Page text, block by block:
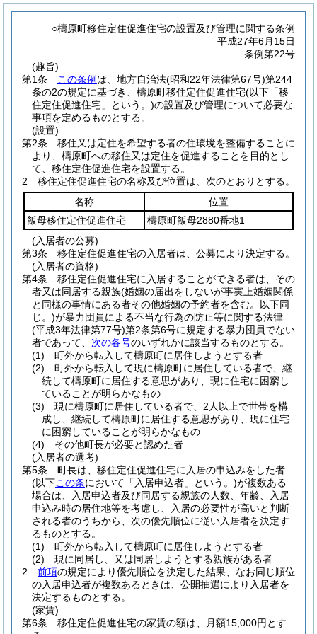
○檮原町移住定住促進住宅の設置及び管理に関する条例
平成27年6月15日
条例第22号
(趣旨)
第1条
この条例 は、地方自治法(昭和22年法律第67号)第244
条の2の規定に基づき、檮原町移住定住促進住宅(以下「移
住定住促進住宅」という。)の設置及び管理について必要な
事項を定めるものとする。
(設置)
第2条
移住又は定住を希望する者の住環境を整備することに
より、檮原町への移住又は定住を促進することを目的とし
て、移住定住促進住宅を設置する。
2
移住定住促進住宅の名称及び位置は、次のとおりとする。
名称
位置
飯母移住定住促進住宅
檮原町飯母2880番地1
(入居者の公募)
第3条
移住定住促進住宅の入居者は、公募により決定する。
(入居者の資格)
第4条
移住定住促進住宅に入居することができる者は、その
者又は同居する親族(婚姻の届出をしないが事実上婚姻関係
と同様の事情にある者その他婚姻の予約者を含む。以下同
じ。)が暴力団員による不当な行為の防止等に関する法律
(平成3年法律第77号)第2条第6号に規定する暴力団員でない
者であって、 次の各号のいずれかに該当するものとする。
(1)
町外から転入して檮原町に居住しようとする者
(2)
町外から転入して現に檮原町に居住している者で、継
続して檮原町に居住する意思があり、現に住宅に困窮し
ていることが明らかなもの
(3)
現に檮原町に居住している者で、2人以上で世帯を構
成し、継続して檮原町に居住する意思があり、現に住宅
に困窮していることが明らかなもの
(4)
その他町長が必要と認めた者
(入居者の選考)
第5条
町長は、移住定住促進住宅に入居の申込みをした者
(以下この条において「入居申込者」という。)が複数ある
場合は、入居申込者及び同居する親族の人数、年齢、入居
申込み時の居住地等を考慮し、入居の必要性が高いと判断
される者のうちから、次の優先順位に従い入居者を決定す
るものとする。
(1)
町外から転入して檮原町に居住しようとする者
(2)
現に同居し、又は同居しようとする親族がある者
2
前項の規定により優先順位を決定した結果、なお同じ順位
の入居申込者が複数あるときは、公開抽選により入居者を
決定するものとする。
(家賃)
第6条
移住定住促進住宅の家賃の額は、月額15,000円とす